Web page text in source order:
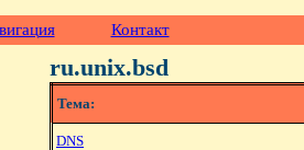
Контакт
ru.unix.bsd
Тема:
DNS